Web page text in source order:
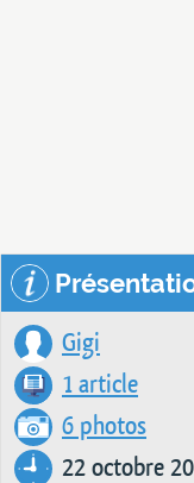
Gigi
1 article
6 photos
22 octobre